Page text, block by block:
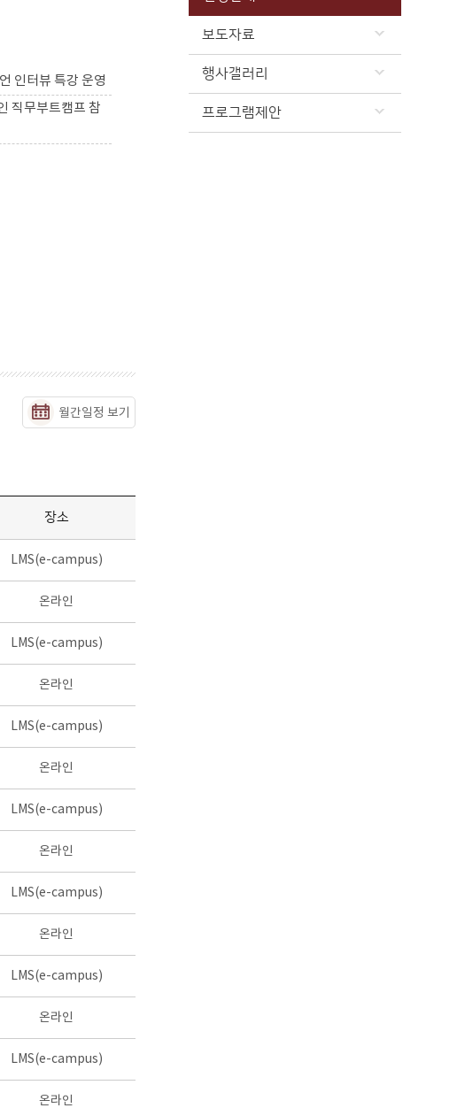
보도자료
행사갤러리
프로그램제안
인터뷰 특강 운영
직무부트캠프 참
월간일정 보기
장소
LMS(e-campus)
온라인
LMS(e-campus)
온라인
LMS(e-campus)
온라인
LMS(e-campus)
온라인
LMS(e-campus)
온라인
LMS(e-campus)
온라인
LMS(e-campus)
온라인